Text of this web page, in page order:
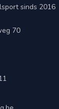
sinds 2016
70